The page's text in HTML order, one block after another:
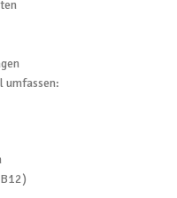
umfassen: